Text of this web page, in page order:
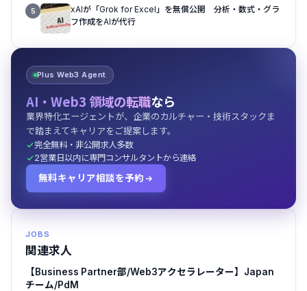
5
xAIが「Grok for Excel」を無償公開 分析・数式・グラ
フ作成をAIが代行
Plus Web3 Agent
AI・Web3 領域の転職なら
業界特化エージェントが、企業のカルチャー・技術スタックま
で踏まえてキャリアをご提案します。
完全無料・非公開求人多数
2営業日以内に専門コンサルタントから連絡
無料キャリア相談を予約
JOBS
関連求人
【Business Partner部/Web3アクセラレーター】Japan
チーム/PdM